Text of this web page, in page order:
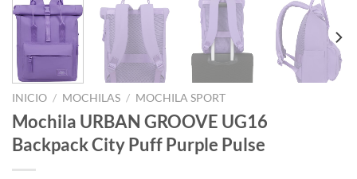
INICIO / MOCHILAS / MOCHILA SPORT
Mochila URBAN GROOVE UG16
Backpack City Puff Purple Pulse